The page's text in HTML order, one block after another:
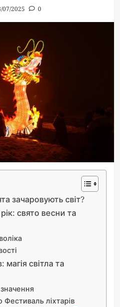
07/2025 0
зачаровують світ?
свято весни та
магія світла та
Фестиваль ліхтарів